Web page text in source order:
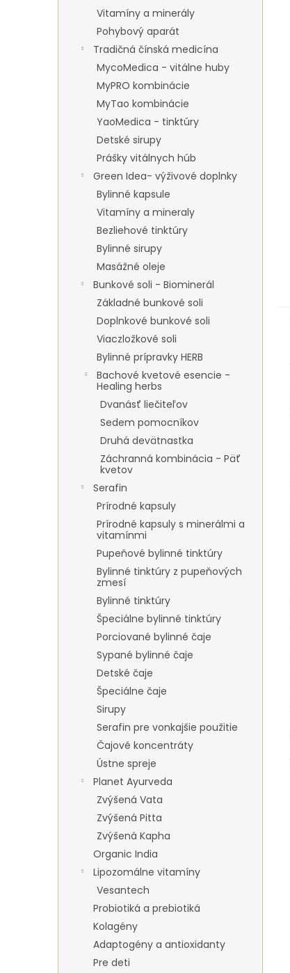
Vitamíny a minerály
Pohybový aparát
Tradičná čínská medicína
MycoMedica - vitálne huby
MyPRO kombinácie
MyTao kombinácie
YaoMedica - tinktúry
Detské sirupy
Prášky vitálnych húb
Green Idea- výživové doplnky
Bylinné kapsule
Vitamíny a mineraly
Bezliehové tinktúry
Bylinné sirupy
Masážné oleje
Bunkové soli - Biominerál
Základné bunkové soli
Doplnkové bunkové soli
Viaczložkové soli
Bylinné prípravky HERB
Bachové kvetové esencie -
Healing herbs
Dvanásť liečiteľov
Sedem pomocníkov
Druhá devätnastka
Záchranná kombinácia - Päť
kvetov
Serafin
Prírodné kapsuly
Prírodné kapsuly s minerálmi a
vitamínmi
Pupeňové bylinné tinktúry
Bylinné tinktúry z pupeňových
zmesí
Bylinné tinktúry
Špeciálne bylinné tinktúry
Porciované bylinné čaje
Sypané bylinné čaje
Detské čaje
Špeciálne čaje
Sirupy
Serafin pre vonkajšie použitie
Čajové koncentráty
Ústne spreje
Planet Ayurveda
Zvýšená Vata
Zvýšená Pitta
Zvýšená Kapha
Organic India
Lipozomálne vitamíny
Vesantech
Probiotiká a prebiotiká
Kolagény
Adaptogény a antioxidanty
Pre deti